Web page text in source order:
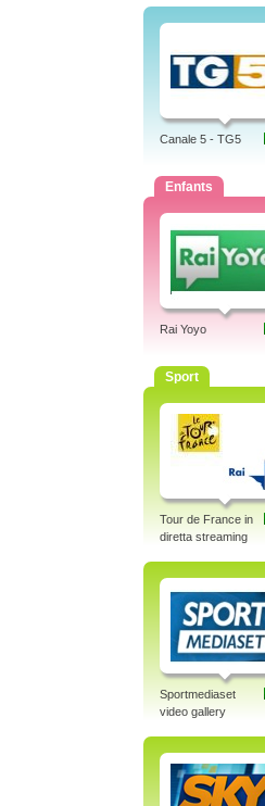
Canale 5 - TG5
Enfants
Rai Yoyo
Sport
Tour de France in
diretta streaming
Sportmediaset
video gallery